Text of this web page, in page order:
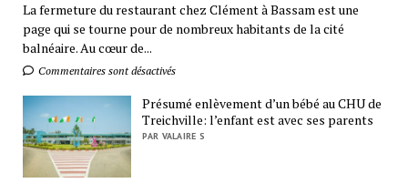
La fermeture du restaurant chez Clément à Bassam est une
page qui se tourne pour de nombreux habitants de la cité
balnéaire. Au cœur de...
Commentaires sont désactivés
Présumé enlèvement d’un bébé au CHU de
Treichville: l’enfant est avec ses parents
PAR VALAIRE S